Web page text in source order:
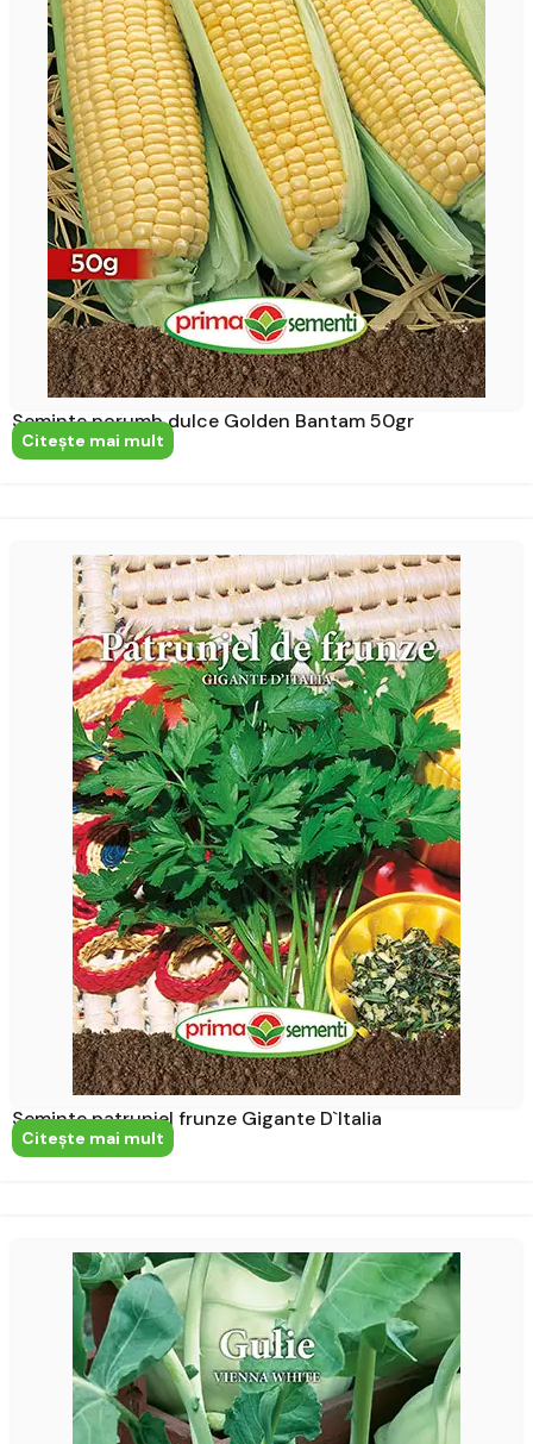
Seminte porumb dulce Golden Bantam 50gr
Citeşte mai mult
Seminte patrunjel frunze Gigante D`Italia
Citeşte mai mult